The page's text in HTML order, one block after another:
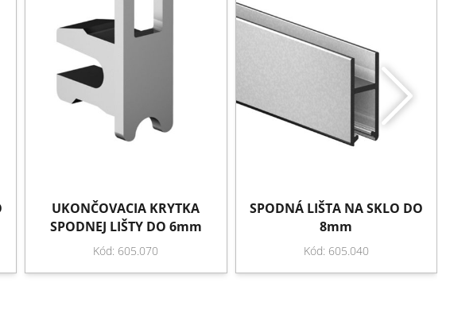
UKONČOVACIA KRYTKA
SPODNEJ LIŠTY DO 6mm
Kód: 605.070
SPODNÁ LIŠTA NA SKLO DO
8mm
Kód: 605.040